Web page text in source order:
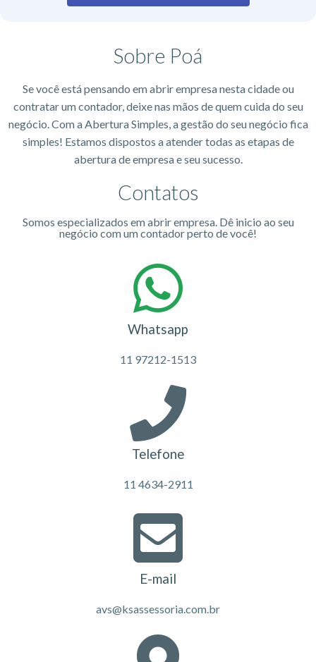
Sobre Poá
Se você está pensando em abrir empresa nesta cidade ou
contratar um contador, deixe nas mãos de quem cuida do seu
negócio. Com a Abertura Simples, a gestão do seu negócio fica
simples! Estamos dispostos a atender todas as etapas de
abertura de empresa e seu sucesso.
Contatos
Somos especializados em abrir empresa. Dê inicio ao seu
negócio com um contador perto de você!
Whatsapp
11 97212-1513
Telefone
11 4634-2911
E-mail
avs@ksassessoria.com.br